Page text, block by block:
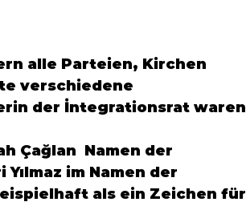
alle Parteien, Kirchen
verschiedene
der İntegrationsrat waren
Çağlan Namen der
Yılmaz im Namen der
als ein Zeichen für